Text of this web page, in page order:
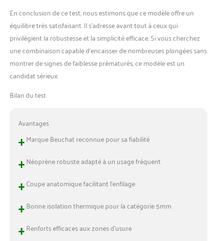
En conclusion de ce test, nous estimons que ce modèle offre un
équilibre très satisfaisant. Il s’adresse avant tout à ceux qui
privilégient la robustesse et la simplicité efficace. Si vous cherchez
une combinaison capable d’encaisser de nombreuses plongées sans
montrer de signes de faiblesse prématurés, ce modèle est un
candidat sérieux.
Bilan du test
Avantages
+Marque Beuchat reconnue pour sa fiabilité
+Néoprène robuste adapté à un usage fréquent
+Coupe anatomique facilitant l’enfilage
+Bonne isolation thermique pour la catégorie 5mm
+Renforts efficaces aux zones d’usure